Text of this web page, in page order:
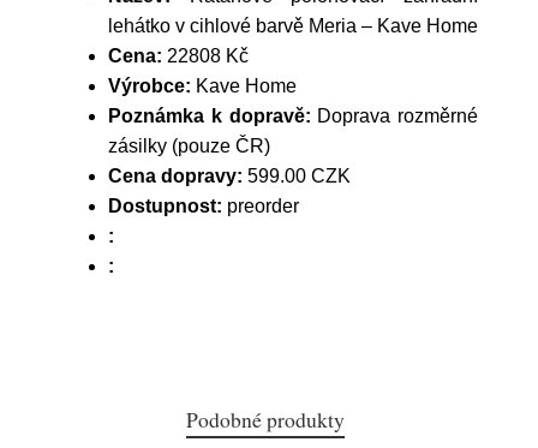
lehátko v cihlové barvě Meria – Kave Home
Cena: 22808 Kč
Výrobce: Kave Home
Poznámka k dopravě: Doprava rozměrné
zásilky (pouze ČR)
Cena dopravy: 599.00 CZK
Dostupnost: preorder
:
:
Podobné produkty